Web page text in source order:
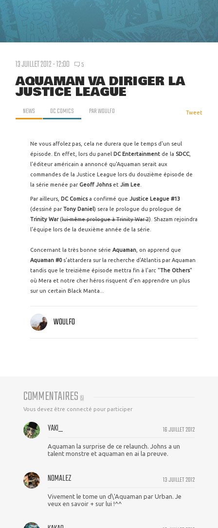
13 JUILLET 2012 - 12:00 5
AQUAMAN VA DIRIGER LA
JUSTICE LEAGUE
NEWS DC COMICS PARWOULFO Tweet
Ne vous affolez pas, cela ne durera que le temps d'un seul
épisode. En effet, lors du panel DC Entertainment de la SDCC
l'éditeur américain a annoncé qu'Aquaman serait aux
commandes de la Justice League lors du douzième épisode de
la série menée par Geoff Johnset Jim Lee
Par ailleurs, DC Comicsa confirmé que Justice League #13
(dessiné parTony Daniel) sera le prologue du prologue de
Trinity War(lui-même prologue à Trinity War 2). Shazam rejoindra
l'équipe lors de la deuxième année de la série.
Concernant la très bonne série Aquaman , on apprend que
Aquaman #0s'attardera sur la recherche d'Atlantis par Aquaman
tandis que le treizième épisode mettra fin à l'arc "The Others"
où Mera et notre cher héros risquent d'en apprendre un plus
sur un certain Black Manta...
WOULFO
COMMENTAIRES (5)
Vous devez être connecté pour participer
16 JUILLET 2012
YAKI_
Aquaman la surprise de ce relaunch. Johns a un
talent monstre et aquaman en ai la preuve.
13 JUILLET 2012
NOMALEZ
Vivement le tome un d\'Aquaman par Urban. Je
veux en savoir + sur lui !^^